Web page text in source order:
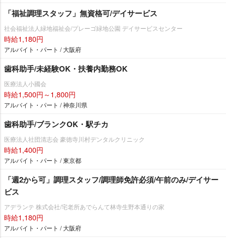
「福祉調理スタッフ」無資格可/デイサービス
社会福祉法人緑地福祉会/プレーゴ緑地公園 デイサービスセンター
時給1,180円
アルバイト・パート / 大阪府
歯科助手/未経験OK・扶養内勤務OK
医療法人小國会
時給1,500円～1,800円
アルバイト・パート / 神奈川県
歯科助手/ブランクOK・駅チカ
医療法人社団清志会 豪徳寺川村デンタルクリニック
時給1,400円
アルバイト・パート / 東京都
「週2から可」調理スタッフ/調理師免許必須/午前のみ/デイサー
ビス
アデランテ 株式会社/宅老所あでらんて林寺生野本通りの家
時給1,180円
アルバイト・パート / 大阪府